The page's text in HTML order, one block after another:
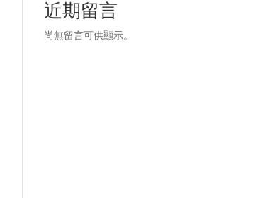
近期留言
尚無留言可供顯示。